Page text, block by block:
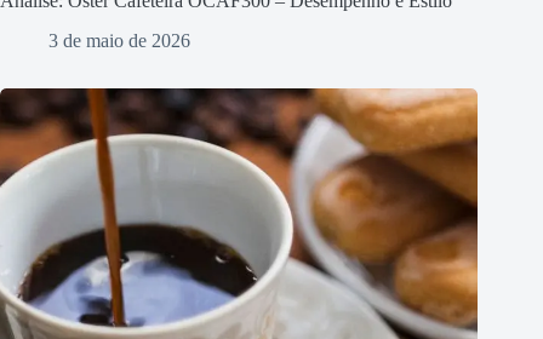
3 de maio de 2026